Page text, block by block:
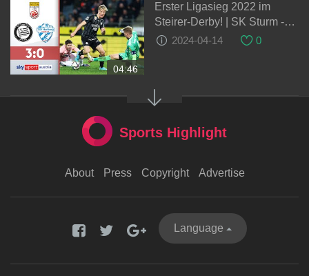
04:46
Erster Ligasieg 2022 im
Steirer-Derby! | SK Sturm -
TSV Hartberg | Highlights -
2024-04-14 0
Sports Highlight
About Press Copyright Advertise
Language